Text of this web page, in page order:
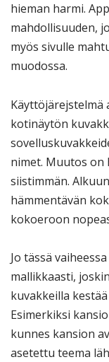
hieman harmi.
mahdollisuuden,
myös sivulle
muodossa.
Käyttöjärejstelmä
kotinäytön
nimet. Muutos on
siistimmän.
hämmentävän
kokoeroon
Jo tässä
mallikkaasti,
kuvakkeilla
Esimerkiksi
kunnes kansion
asetettu teema